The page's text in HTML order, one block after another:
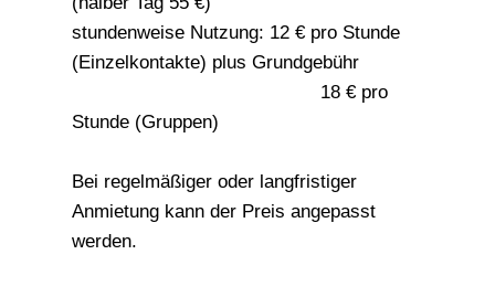
stundenweise Nutzung: 12 € pro Stunde
(Einzelkontakte) plus Grundgebühr
18 € pro
Stunde (Gruppen)
Bei regelmäßiger oder langfristiger
Anmietung kann der Preis angepasst
werden.